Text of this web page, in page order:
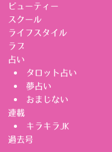
ビューティー
スクール
ライフスタイル
ラブ
占い
タロット占い
夢占い
おまじない
連載
キラキラJK
過去号